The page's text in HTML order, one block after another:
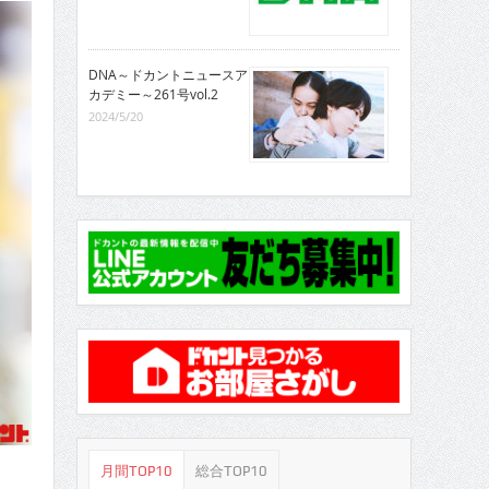
DNA～ドカントニュースア
カデミー～261号vol.2
2024/5/20
月間TOP10 総合TOP10